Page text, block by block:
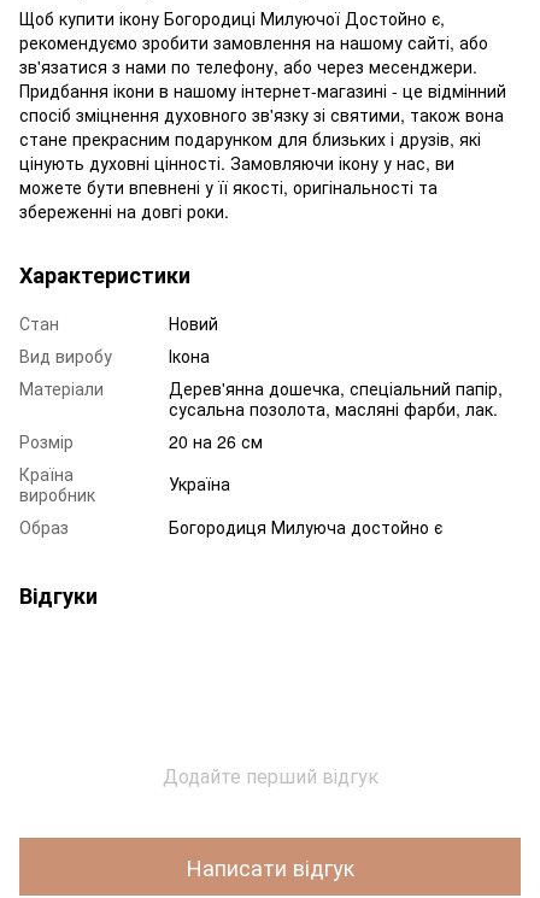
Щоб купити ікону Богородиці Милуючої Достойно є,
рекомендуємо зробити замовлення на нашому сайті, або
зв'язатися з нами по телефону, або через месенджери.
Придбання ікони в нашому інтернет-магазині - це відмінний
спосіб зміцнення духовного зв'язку зі святими, також вона
стане прекрасним подарунком для близьких і друзів, які
цінують духовні цінності. Замовляючи ікону у нас, ви
можете бути впевнені у її якості, оригінальності та
збереженні на довгі роки.
Характеристики
Стан
Новий
Вид виробу
Ікона
Матеріали
Дерев'янна дошечка, спеціальний папір,
сусальна позолота, масляні фарби, лак.
Розмір
20 на 26 см
Країна
виробник
Україна
Образ
Богородиця Милуюча достойно є
Відгуки
Додайте перший відгук
Написати відгук